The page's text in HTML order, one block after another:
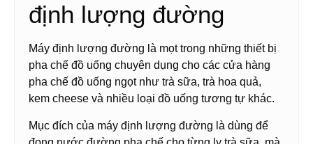
định lượng đường
Máy định lượng đường là mọt trong những thiết bị
pha chế đồ uống chuyên dụng cho các cửa hàng
pha chế đồ uống ngọt như trà sữa, trà hoa quả,
kem cheese và nhiều loại đồ uống tương tự khác.
Mục đích của máy định lượng đường là dùng để